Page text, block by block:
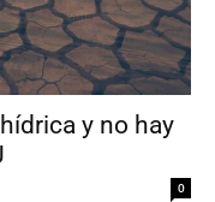
y no hay
0